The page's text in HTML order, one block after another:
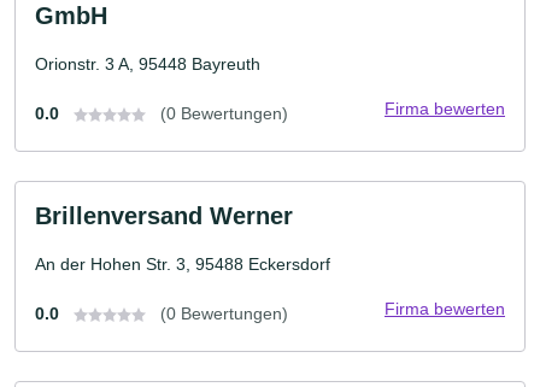
GmbH
Orionstr. 3 A, 95448 Bayreuth
0.0 (0 Bewertungen) Firma bewerten
Brillenversand Werner
An der Hohen Str. 3, 95488 Eckersdorf
0.0 (0 Bewertungen) Firma bewerten